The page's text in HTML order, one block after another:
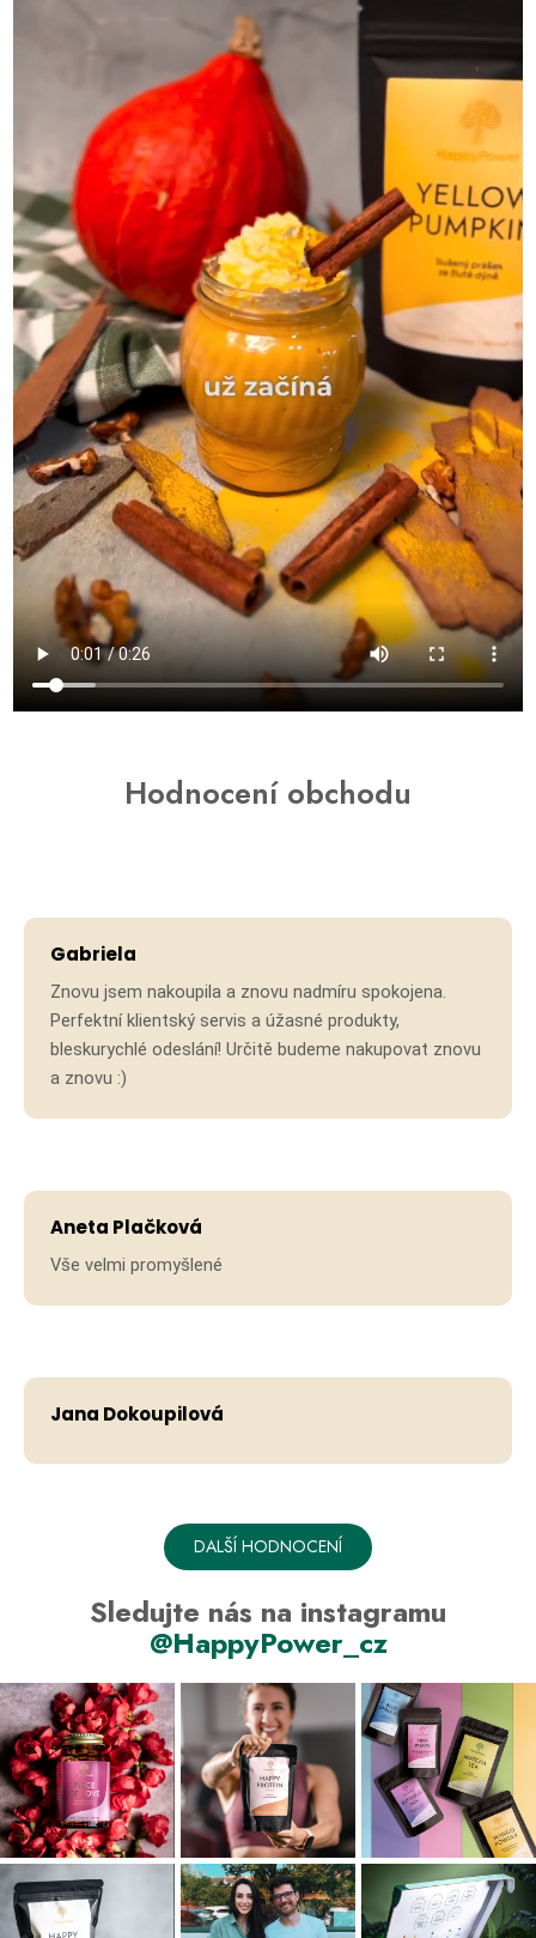
Hodnocení obchodu
Gabriela
Znovu jsem nakoupila a znovu nadmíru spokojena.
Perfektní klientský servis a úžasné produkty,
bleskurychlé odeslání! Určitě budeme nakupovat znovu
a znovu :)
Aneta Plačková
Vše velmi promyšlené
Jana Dokoupilová
DALŠÍ HODNOCENÍ
Sledujte nás na instagramu
@HappyPower_cz